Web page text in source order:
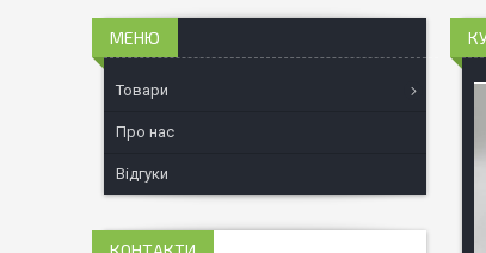
Товари
Про нас
Відгуки